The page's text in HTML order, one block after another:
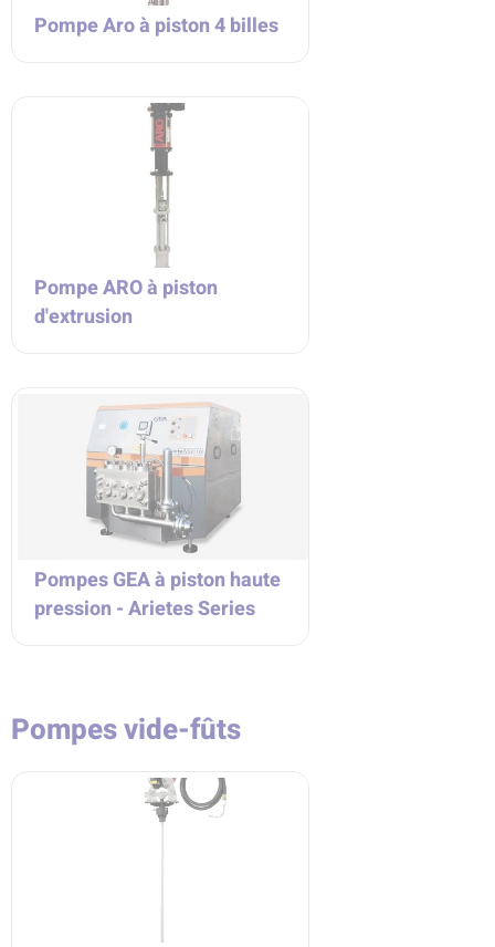
Pompe Aro à piston 4 billes
Pompe ARO à piston
d'extrusion
Pompes GEA à piston haute
pression - Arietes Series
Pompes vide-fûts